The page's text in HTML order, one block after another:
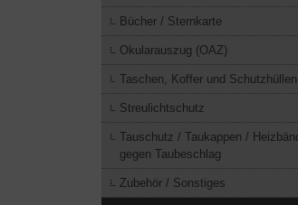
Bücher / Sternkarte
Okularauszug (OAZ)
Taschen, Koffer und Schutzhüllen
Streulichtschutz
Tauschutz / Taukappen /
gegen Taubeschlag
Zubehör / Sonstiges